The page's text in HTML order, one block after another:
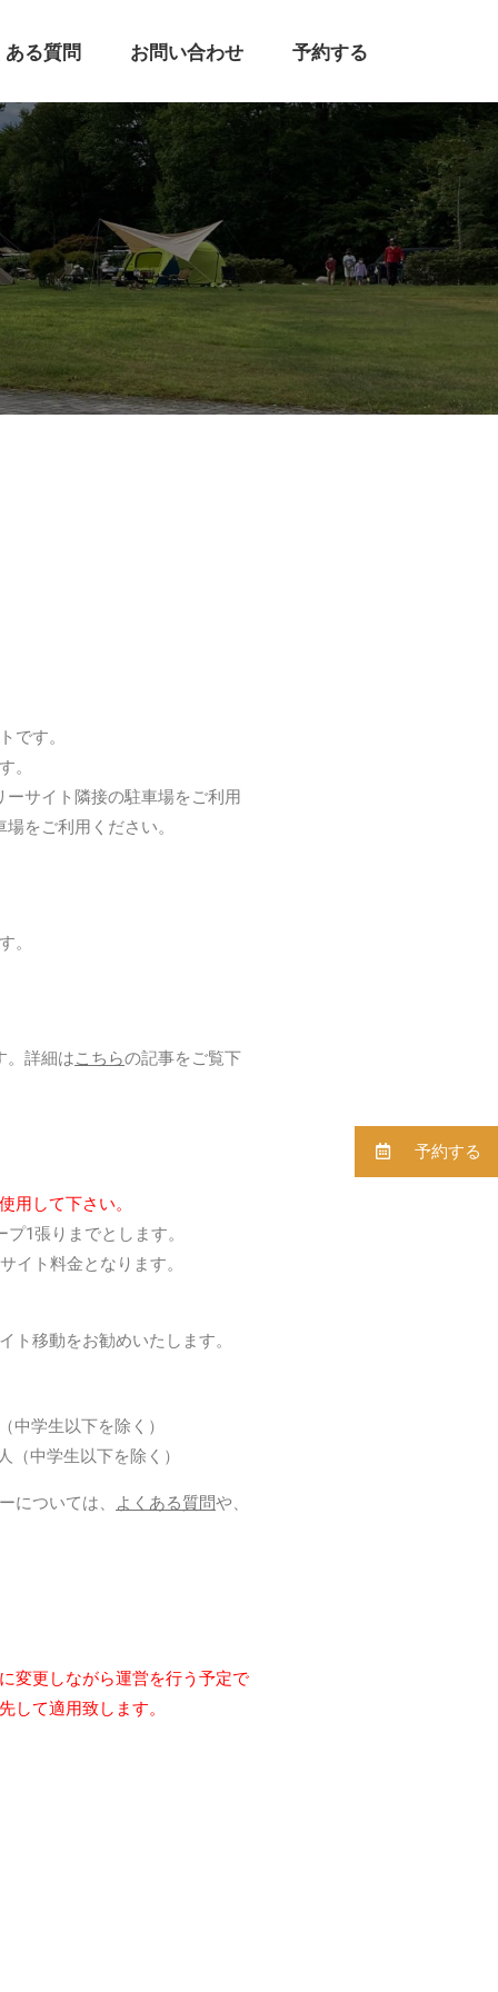
ある質問 お問い合わせ 予約する
です。
。
サイト隣接の駐車場をご利用
をご利用ください。
。
。詳細はこちらの記事をご覧下
用して下さい。
1張りまでとします。
イト料金となります。
ト移動をお勧めいたします。
中学生以下を除く）
（中学生以下を除く）
については、 よくある質問や、
変更しながら運営を行う予定で
して適用致します。
予約する